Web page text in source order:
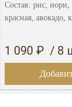
Состав: рис, нори,
красная, авокадо,
1 090 ₽ / 8